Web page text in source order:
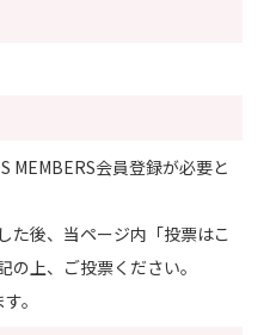
MEMBERS会員登録が必要と
た後、当ページ内「投票はこ
上、ご投票ください。
。